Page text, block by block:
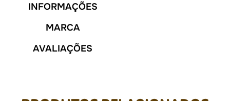
INFORMAÇÕES
MARCA
AVALIAÇÕES